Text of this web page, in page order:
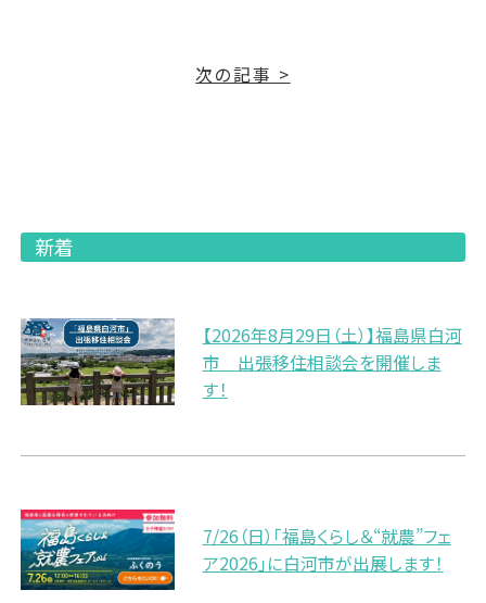
次の記事 >
新着
【2026年8月29日（土）】福島県白河
市 出張移住相談会を開催しま
す！
7/26（日）「福島くらし＆“就農”フェ
ア2026」に白河市が出展します！